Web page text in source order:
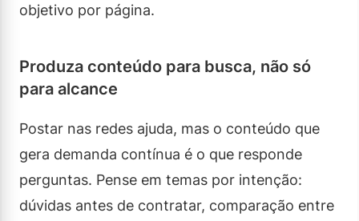
objetivo por página.
Produza conteúdo para busca, não só
para alcance
Postar nas redes ajuda, mas o conteúdo que
gera demanda contínua é o que responde
perguntas. Pense em temas por intenção:
dúvidas antes de contratar, comparação entre